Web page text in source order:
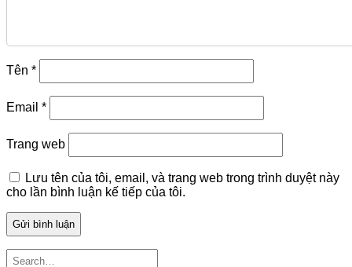
Tên *
Email *
Trang web
Lưu tên của tôi, email, và trang web trong trình duyệt này
cho lần bình luận kế tiếp của tôi.